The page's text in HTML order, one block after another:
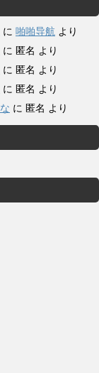
に 啪啪导航 より
に 匿名 より
に 匿名 より
に 匿名 より
に 匿名 より